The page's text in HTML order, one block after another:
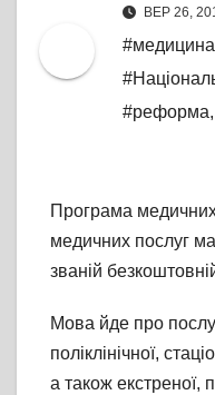
ВЕР 26,
#медицина
#реформа,
Програма
медичних послуг
званій
Мова йде про
поліклінічної,
а також екстреної,